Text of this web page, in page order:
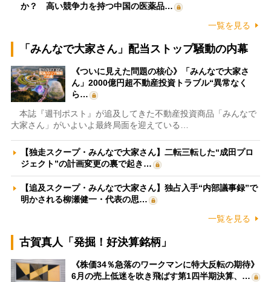
か？ 高い競争力を持つ中国の医薬品…
一覧を見る
「みんなで大家さん」配当ストップ騒動の内幕
《ついに見えた問題の核心》「みんなで大家さ
ん」2000億円超不動産投資トラブル“異常なく
ら…
本誌『週刊ポスト』が追及してきた不動産投資商品「みんなで
大家さん」がいよいよ最終局面を迎えている…
【独走スクープ・みんなで大家さん】二転三転した“成田プロ
ジェクト”の計画変更の裏で起き…
【追及スクープ・みんなで大家さん】独占入手“内部議事録”で
明かされる柳瀬健一・代表の思…
一覧を見る
古賀真人「発掘！好決算銘柄」
《株価34％急落のワークマンに特大反転の期待》
6月の売上低迷を吹き飛ばす第1四半期決算、…